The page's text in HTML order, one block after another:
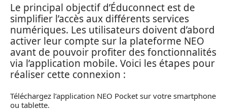
Le principal objectif d’Éduconnect est de
simplifier l’accès aux différents services
numériques. Les utilisateurs doivent d’abord
activer leur compte sur la plateforme NEO
avant de pouvoir profiter des fonctionnalités
via l’application mobile. Voici les étapes pour
réaliser cette connexion :
Téléchargez l’application NEO Pocket sur votre smartphone
ou tablette.